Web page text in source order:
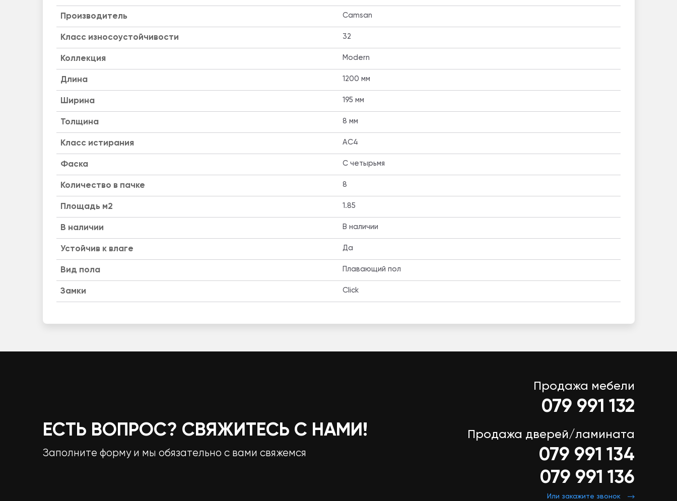
Производитель Camsan
Класс износоустойчивости 32
Коллекция Modern
Длина 1200 мм
Ширина 195 мм
Толщина 8 мм
Класс истирания AC4
Фаска C четырьмя
Количество в пачке 8
Площадь м2 1.85
B наличии В наличии
Устойчив к влаге Да
Вид пола Плавающий пол
Замки Click
ЕСТЬ ВОПРОС? СВЯЖИТЕСЬ С НАМИ!
Заполните форму и мы обязательно с вами свяжемся
Продажа мебели
079 991 132
Продажа дверей/ламината
079 991 134
079 991 136
Или закажите звонок